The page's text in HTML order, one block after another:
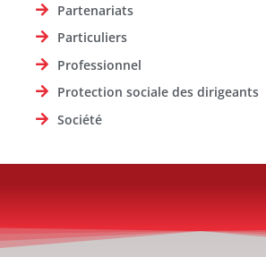
Partenariats
Particuliers
Professionnel
Protection sociale des dirigeants
Société